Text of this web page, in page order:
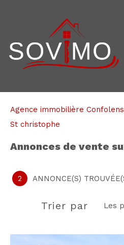
Agence immobilière Confolens
St christophe
annonces de vente
2 ANNONCE(S)
Trier par Les